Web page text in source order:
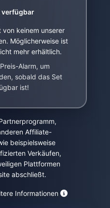
keinem unserer
Möglicherweise ist
mehr erhältlich.
Alarm, um
sobald das Set
ist!
Affiliate-
beispielsweise
Verkäufen,
Plattformen
abschließt.
Informationen